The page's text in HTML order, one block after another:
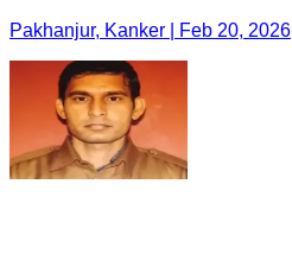
Pakhanjur, Kanker | Feb 20, 2026